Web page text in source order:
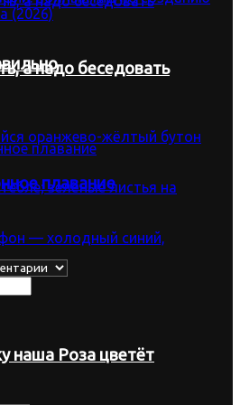
а надо беседовать
наша Роза цветёт
плавание